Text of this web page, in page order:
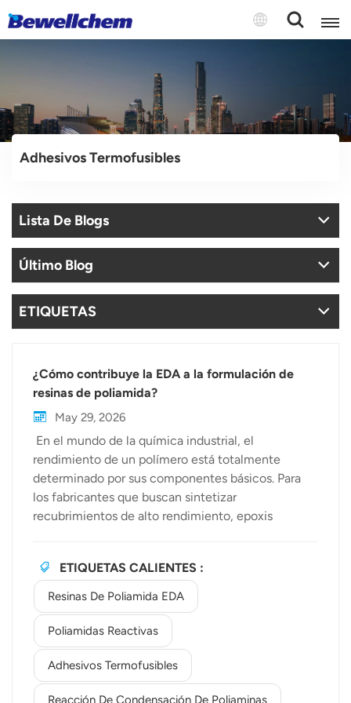
English
Русский
中文
Español
Adhesivos Termofusibles
Lista De Blogs
Último Blog
ETIQUETAS
¿Cómo contribuye la EDA a la formulación de
resinas de poliamida?
May 29, 2026
En el mundo de la química industrial, el
rendimiento de un polímero está totalmente
determinado por sus componentes básicos. Para
los fabricantes que buscan sintetizar
recubrimientos de alto rendimiento, epoxis
¿cómo se transforma exactamente esta sencilla
diamina en una potente herramienta para diversas
aplicaciones industriales? Como un proveedor de
confianza proveedor de resinas industriales,
Bewellchem Profundiza en la química que hay
detrás de la EDA y su papel indispensable en la
formulación de resinas de poliamida. La química:
ETIQUETAS CALIENTES :
Resinas De Poliamida EDA
Poliamidas Reactivas
Adhesivos Termofusibles
Reacción De Condensación De Poliaminas